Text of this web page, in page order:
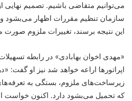
می‌توانیم متقاضی باشیم. تصمیم نهایی
سازمان تنظیم مقررات اظهار می‌بشود
این نتیجه برسند، تغییرات ملزوم صورت
«مهدی اخوان بهابادی» در رابطه
اپراتورها اراعه خواهد شد نیز او
زیرساخت‌های ملزوم، بستگی به
که تحمیل می‌بشود دارد. اکنون خواست